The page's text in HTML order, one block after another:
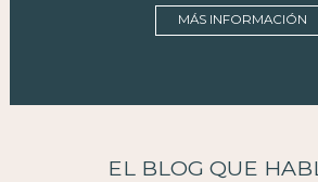
MÁS INFORMACIÓN
EL BLOG QUE